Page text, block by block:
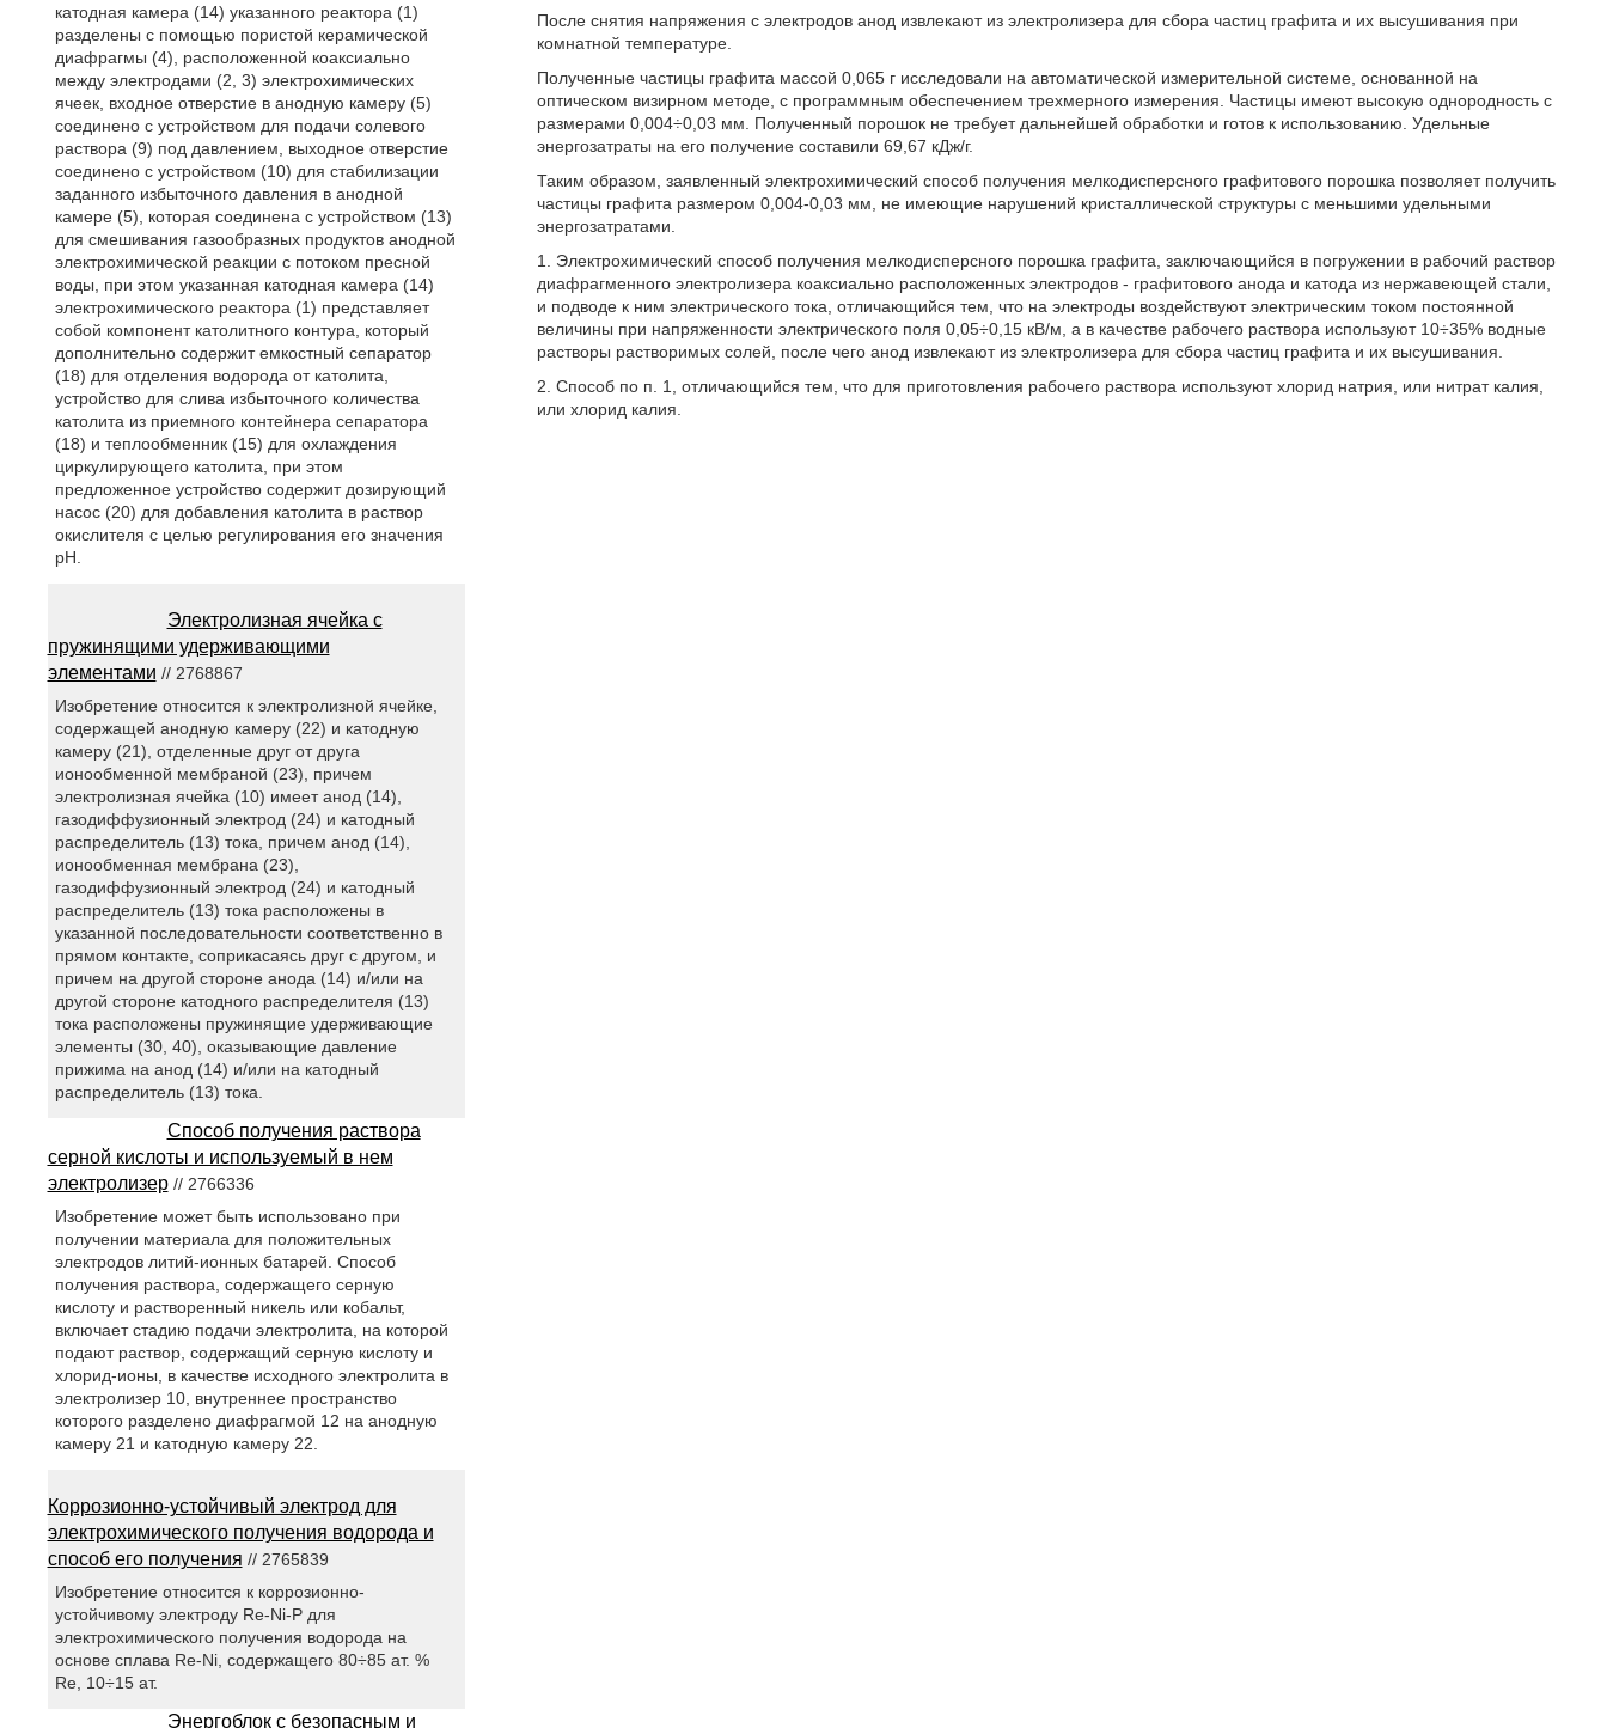
После снятия напряжения с электродов анод извлекают из электролизера для сбора частиц графита и их высушивания при
комнатной температуре.
Полученные частицы графита массой 0,065 г исследовали на автоматической измерительной системе, основанной на
оптическом визирном методе, с программным обеспечением трехмерного измерения. Частицы имеют высокую однородность с
размерами 0,004÷0,03 мм. Полученный порошок не требует дальнейшей обработки и готов к использованию. Удельные
энергозатраты на его получение составили 69,67 кДж/г.
Таким образом, заявленный электрохимический способ получения мелкодисперсного графитового порошка позволяет получить
частицы графита размером 0,004-0,03 мм, не имеющие нарушений кристаллической структуры с меньшими удельными
энергозатратами.
1. Электрохимический способ получения мелкодисперсного порошка графита, заключающийся в погружении в рабочий раствор
диафрагменного электролизера коаксиально расположенных электродов - графитового анода и катода из нержавеющей стали,
и подводе к ним электрического тока, отличающийся тем, что на электроды воздействуют электрическим током постоянной
величины при напряженности электрического поля 0,05÷0,15 кВ/м, а в качестве рабочего раствора используют 10÷35% водные
растворы растворимых солей, после чего анод извлекают из электролизера для сбора частиц графита и их высушивания.
2. Способ по п. 1, отличающийся тем, что для приготовления рабочего раствора используют хлорид натрия, или нитрат калия,
или хлорид калия.
катодная камера (14) указанного реактора (1)
разделены с помощью пористой керамической
диафрагмы (4), расположенной коаксиально
между электродами (2, 3) электрохимических
ячеек, входное отверстие в анодную камеру (5)
соединено с устройством для подачи солевого
раствора (9) под давлением, выходное отверстие
соединено с устройством (10) для стабилизации
заданного избыточного давления в анодной
камере (5), которая соединена с устройством (13)
для смешивания газообразных продуктов анодной
электрохимической реакции с потоком пресной
воды, при этом указанная катодная камера (14)
электрохимического реактора (1) представляет
собой компонент католитного контура, который
дополнительно содержит емкостный сепаратор
(18) для отделения водорода от католита,
устройство для слива избыточного количества
католита из приемного контейнера сепаратора
(18) и теплообменник (15) для охлаждения
циркулирующего католита, при этом
предложенное устройство содержит дозирующий
насос (20) для добавления католита в раствор
окислителя с целью регулирования его значения
рН.
Электролизная ячейка с
пружинящими удерживающими
элементами // 2768867
Изобретение относится к электролизной ячейке,
содержащей анодную камеру (22) и катодную
камеру (21), отделенные друг от друга
ионообменной мембраной (23), причем
электролизная ячейка (10) имеет анод (14),
газодиффузионный электрод (24) и катодный
распределитель (13) тока, причем анод (14),
ионообменная мембрана (23),
газодиффузионный электрод (24) и катодный
распределитель (13) тока расположены в
указанной последовательности соответственно в
прямом контакте, соприкасаясь друг с другом, и
причем на другой стороне анода (14) и/или на
другой стороне катодного распределителя (13)
тока расположены пружинящие удерживающие
элементы (30, 40), оказывающие давление
прижима на анод (14) и/или на катодный
распределитель (13) тока.
Способ получения раствора
серной кислоты и используемый в нем
электролизер// 2766336
Изобретение может быть использовано при
получении материала для положительных
электродов литий-ионных батарей. Способ
получения раствора, содержащего серную
кислоту и растворенный никель или кобальт,
включает стадию подачи электролита, на которой
подают раствор, содержащий серную кислоту и
хлорид-ионы, в качестве исходного электролита в
электролизер 10, внутреннее пространство
которого разделено диафрагмой 12 на анодную
камеру 21 и катодную камеру 22.
Коррозионно-устойчивый электрод для
электрохимического получения водорода и
способ его получения // 2765839
Изобретение относится к коррозионно-
устойчивому электроду Re-Ni-P для
электрохимического получения водорода на
основе сплава Re-Ni, содержащего 80÷85 ат. %
Re, 10÷15 ат.
Энергоблок с безопасным и